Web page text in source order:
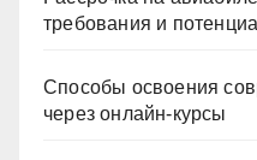
требования и
Способы освоения
через онлайн-курсы